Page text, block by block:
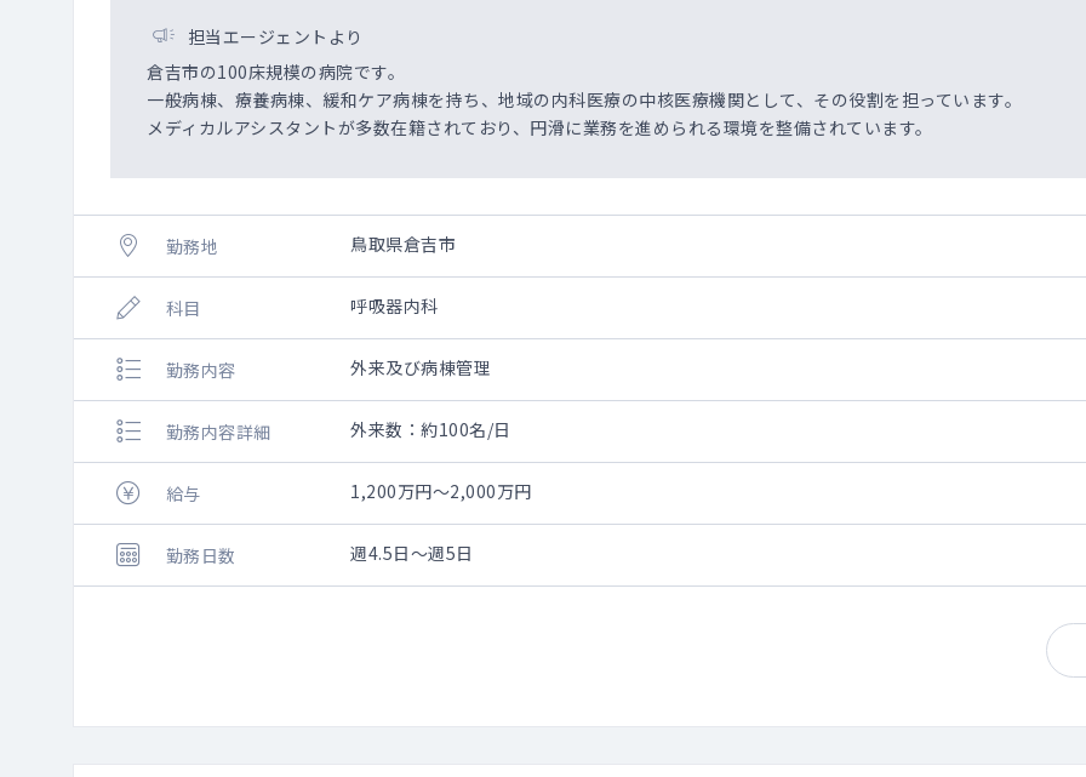
担当エージェントより
倉吉市の100床規模の病院です。
一般病棟、療養病棟、緩和ケア病棟を持ち、地域の内科医療の中核医療機関として、その役割を担っています。
メディカルアシスタントが多数在籍されており、円滑に業務を進められる環境を整備されています。
勤務地 鳥取県倉吉市
科目 呼吸器内科
勤務内容 外来及び病棟管理
勤務内容詳細 外来数：約100名/日
給与 1,200万円～2,000万円
勤務日数 週4.5日～週5日